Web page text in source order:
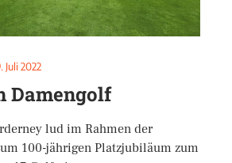
Juli 2022
Damengolf
lud im Rahmen der
100-jährigen Platzjubiläum zum